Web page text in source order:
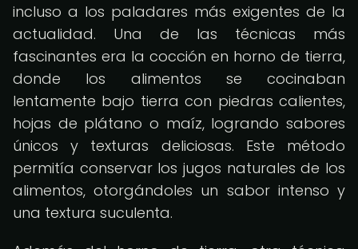
incluso a los paladares más exigentes de la
actualidad. Una de las técnicas más
fascinantes era la cocción en horno de tierra,
donde los alimentos se cocinaban
lentamente bajo tierra con piedras calientes,
hojas de plátano o maíz, logrando sabores
únicos y texturas deliciosas. Este método
permitía conservar los jugos naturales de los
alimentos, otorgándoles un sabor intenso y
una textura suculenta.